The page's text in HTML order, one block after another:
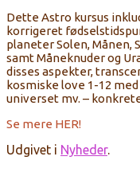
Dette Astro kursus
korrigeret
planeter Solen, Månen,
samt Måneknuder og
disses aspekter,
kosmiske love 1-12
universet mv. –
Se mere HER!
Udgivet i Nyheder.